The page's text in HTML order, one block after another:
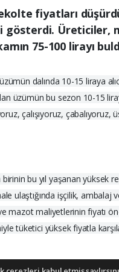
fiyatları
Üreticiler,
75-100 lirayı
dalında 10-15 liraya
üzümün bu sezon 10-15
çalışıyoruz,
bu yıl yaşanan yüksek
ulaştığında işçilik,
maliyetlerinin fiyatı
tüketici yüksek fiyatla